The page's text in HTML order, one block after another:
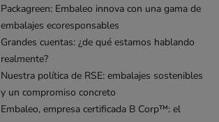
Packagreen: Embaleo innova con una gama de
embalajes ecoresponsables
Grandes cuentas: ¿de qué estamos hablando
realmente?
Nuestra política de RSE: embalajes sostenibles
y un compromiso concreto
Embaleo, empresa certificada B Corp™: el